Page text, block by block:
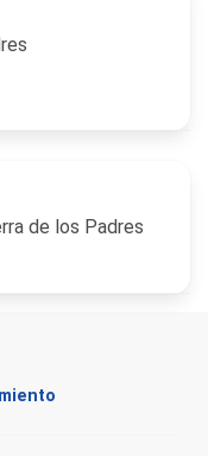
de los Padres